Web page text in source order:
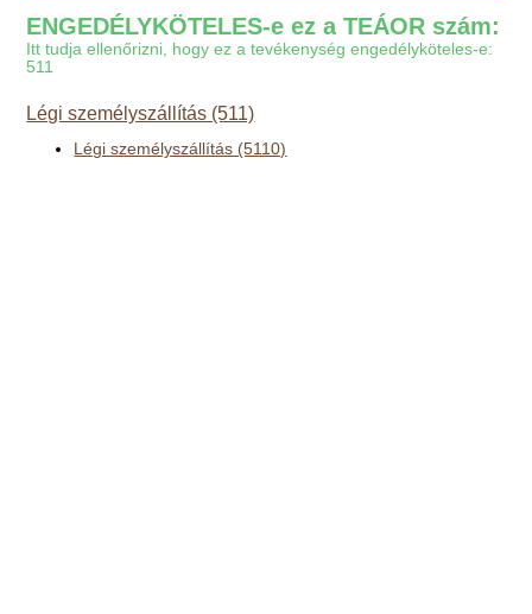
ENGEDÉLYKÖTELES-e ez a TEÁOR szám:
Itt tudja ellenőrizni, hogy ez a tevékenység engedélyköteles-e:
511
Légi személyszállítás (511)
Légi személyszállítás (5110)